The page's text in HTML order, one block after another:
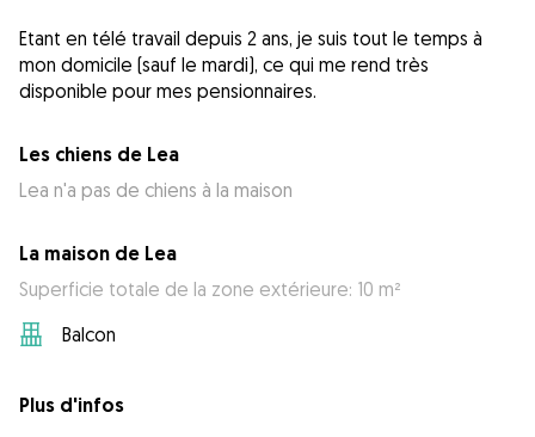
Etant en télé travail depuis 2 ans, je suis tout le temps à
mon domicile (sauf le mardi), ce qui me rend très
disponible pour mes pensionnaires.
Les chiens de Lea
Lea n'a pas de chiens à la maison
La maison de Lea
Superficie totale de la zone extérieure: 10 m²
Balcon
Plus d'infos